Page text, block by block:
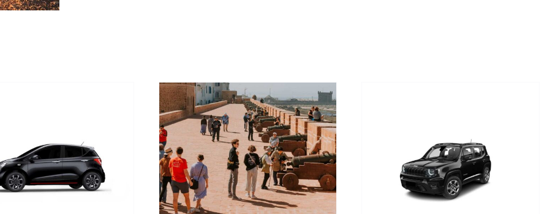
CHOIX DES OPTIONS / AJOUTER AU PANIER / DÉTAILS